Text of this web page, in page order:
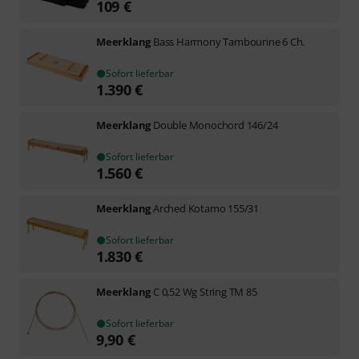
109 €
Meerklang Bass Harmony Tambourine 6 Ch.
Sofort lieferbar
1.390€
Meerklang Double Monochord 146/24
Sofort lieferbar
1.560€
MeerklangArched Kotamo 155/31
Sofort lieferbar
1.830€
Meerklang C 0,52 Wg String TM 85
Sofort lieferbar
9,90 €